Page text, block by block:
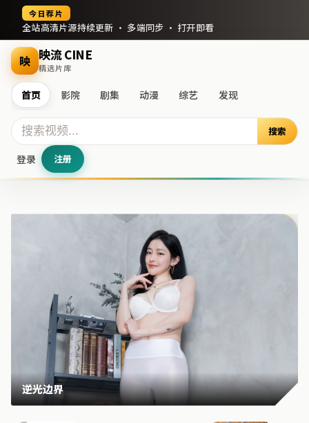
今日荐片
全站高清片源持续更新 · 多端同步 · 打开即看
映 映流 CINE
精选片库
首页 影院 剧集 动漫 综艺 发现
搜索
登录 注册
逆光边界